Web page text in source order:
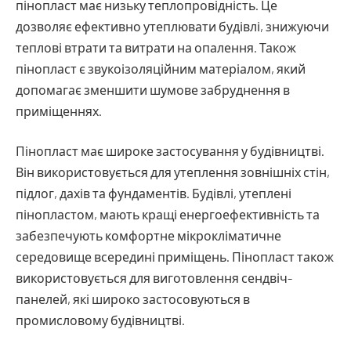
пінопласт має низьку теплопровідність. Це
дозволяє ефективно утеплювати будівлі, знижуючи
теплові втрати та витрати на опалення. Також
пінопласт є звукоізоляційним матеріалом, який
допомагає зменшити шумове забруднення в
приміщеннях.
Пінопласт має широке застосування у будівництві.
Він використовується для утеплення зовнішніх стін,
підлог, дахів та фундаментів. Будівлі, утеплені
пінопластом, мають кращі енергоефективність та
забезпечують комфортне мікрокліматичне
середовище всередині приміщень. Пінопласт також
використовується для виготовлення сендвіч-
панелей, які широко застосовуються в
промисловому будівництві.